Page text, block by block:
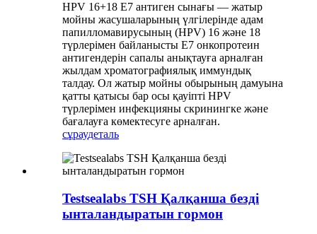
HPV 16+18 E7 антиген сынағы — жатыр
мойны жасушаларының үлгілерінде адам
папилломавирусының (HPV) 16 және 18
түрлерімен байланысты E7 онкопротеин
антигендерін сапалы анықтауға арналған
жылдам хроматографиялық иммундық
талдау. Ол жатыр мойны обырының дамуына
қатты қатысы бар осы қауіпті HPV
түрлерімен инфекцияны скринингке және
бағалауға көмектесуге арналған.
сұраудеталь
Testsealabs TSH Қалқанша безді
ынталандыратын гормон